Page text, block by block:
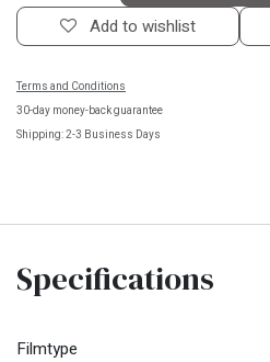
Add to wishlist
Terms and Conditions
30-day money-back guarantee
Shipping: 2-3 Business Days
Specifications
Filmtype